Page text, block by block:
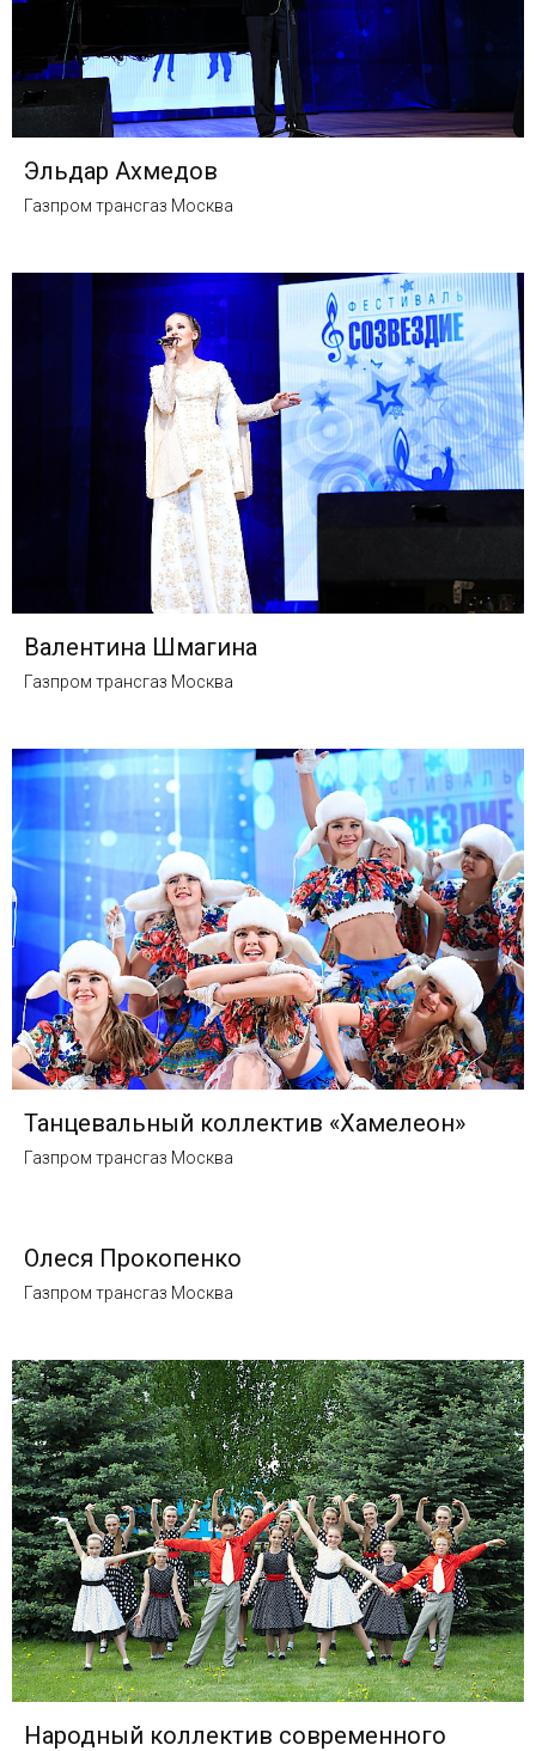
Эльдар Ахмедов
Газпром трансгаз Москва
Валентина Шмагина
Газпром трансгаз Москва
Танцевальный коллектив «Хамелеон»
Газпром трансгаз Москва
Олеся Прокопенко
Газпром трансгаз Москва
Народный коллектив современного